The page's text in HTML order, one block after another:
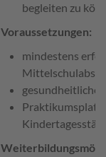
begleiten zu
Voraussetzungen:
mindestens
gesundheitliche
Praktikumsplatz